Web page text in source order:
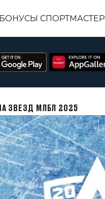
БОНУСЫ СПОРТМАСТЕР
ЗВЕЗД МЛБЛ 2025